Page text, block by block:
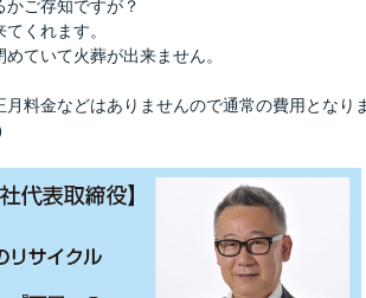
ご存知ですが？
くれます。
ていて火葬が出来ません。
料金などはありませんので通常の費用となり